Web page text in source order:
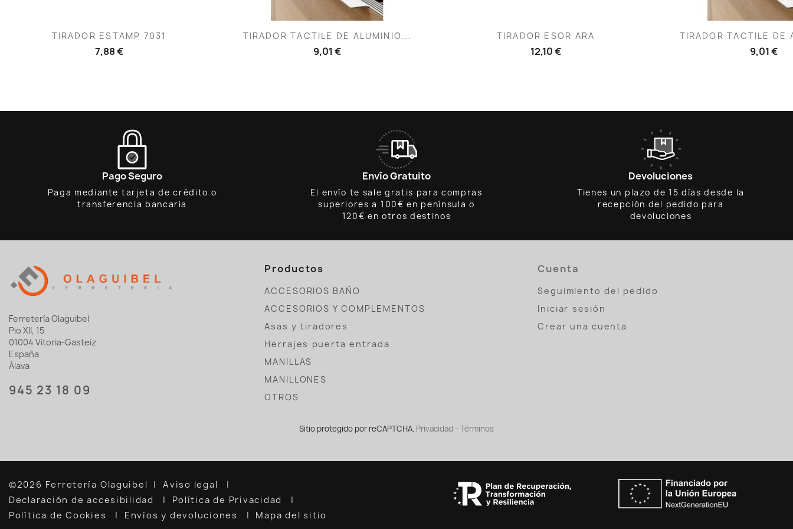
Vista rápida
TIRADOR ESTAMP 7031
7,88 €
Vista rápida
TIRADOR TACTILE DE ALUMINIO...
9,01 €
Vista rápida
TIRADOR ESOR ARA
12,10 €
Vista
TIRADOR TACTILE DE
9,01 €
Pago Seguro
Paga mediante tarjeta de crédito o
transferencia bancaria
Envío Gratuito
El envío te sale gratis para compras
superiores a 100€ en península o
120€ en otros destinos
Devoluciones
Tienes un plazo de 15 días desde la
recepción del pedido para
devoluciones
Ferretería Olaguibel
Pio XII, 15
01004 Vitoria-Gasteiz
España
Álava
945 23 18 09
Productos
ACCESORIOS BAÑO
ACCESORIOS Y COMPLEMENTOS
Asas y tiradores
Herrajes puerta entrada
MANILLAS
MANILLONES
OTROS
Cuenta
Seguimiento del pedido
Iniciar sesión
Crear una cuenta
Sitio protegido por reCAPTCHA. Privacidad - Términos
©2026 Ferretería Olaguibel
Aviso legal
Declaración de accesibilidad
Política de Privacidad
Política de Cookies
Envíos y devoluciones Mapa del sitio